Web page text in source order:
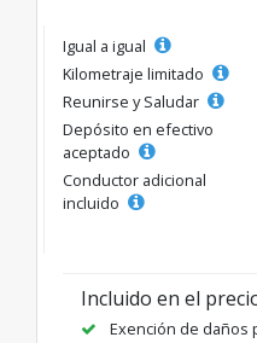
Igual a igual
Kilometraje limitado
Reunirse y Saludar
Depósito en efectivo
aceptado
Conductor adicional
incluido
Incluido en el
Exención de daños